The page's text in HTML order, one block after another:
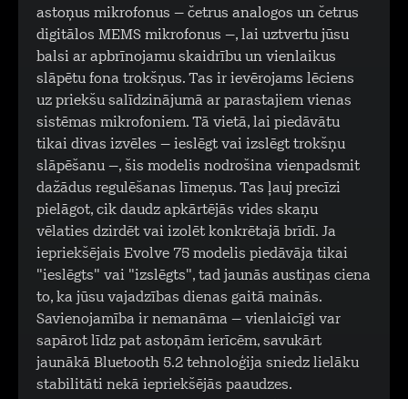
astoņus mikrofonus – četrus analogos un četrus
digitālos MEMS mikrofonus –, lai uztvertu jūsu
balsi ar apbrīnojamu skaidrību un vienlaikus
slāpētu fona trokšņus. Tas ir ievērojams lēciens
uz priekšu salīdzinājumā ar parastajiem vienas
sistēmas mikrofoniem. Tā vietā, lai piedāvātu
tikai divas izvēles – ieslēgt vai izslēgt trokšņu
slāpēšanu –, šis modelis nodrošina vienpadsmit
dažādus regulēšanas līmeņus. Tas ļauj precīzi
pielāgot, cik daudz apkārtējās vides skaņu
vēlaties dzirdēt vai izolēt konkrētajā brīdī. Ja
iepriekšējais Evolve 75 modelis piedāvāja tikai
"ieslēgts" vai "izslēgts", tad jaunās austiņas ciena
to, ka jūsu vajadzības dienas gaitā mainās.
Savienojamība ir nemanāma – vienlaicīgi var
sapārot līdz pat astoņām ierīcēm, savukārt
jaunākā Bluetooth 5.2 tehnoloģija sniedz lielāku
stabilitāti nekā iepriekšējās paaudzes.